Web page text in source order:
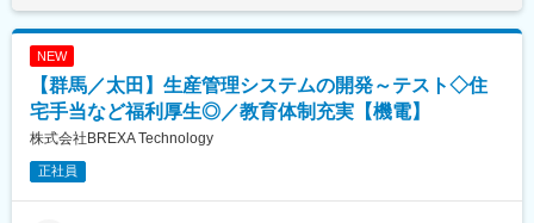
案するコンサルティング営業です。
(1)土地オーナーへのアプローチ（リストを基にアプローチしま
す）
＋賞与）／入社5年目 メンバー賃金はあくまでも目安の金額であ
り、選考を通じて上下する可能性があります。月給(月額)は固定手
NEW
【群馬／太田】生産管理システムの開発～テスト◇住
宅手当など福利厚生◎／教育体制充実【機電】
株式会社BREXA Technology
正社員